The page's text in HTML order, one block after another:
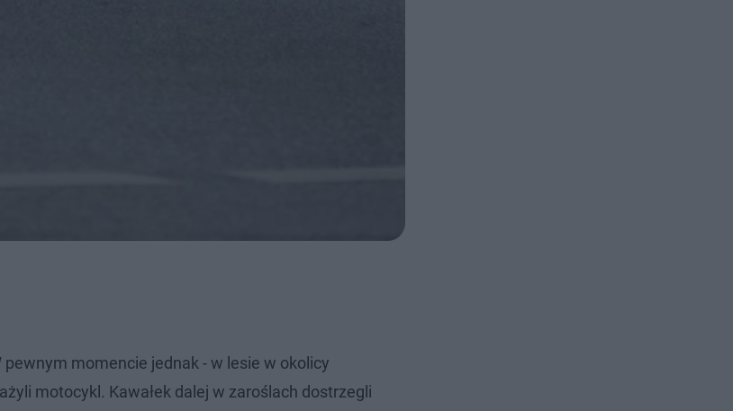
momencie jednak - w lesie w okolicy
motocykl. Kawałek dalej w zaroślach dostrzegli